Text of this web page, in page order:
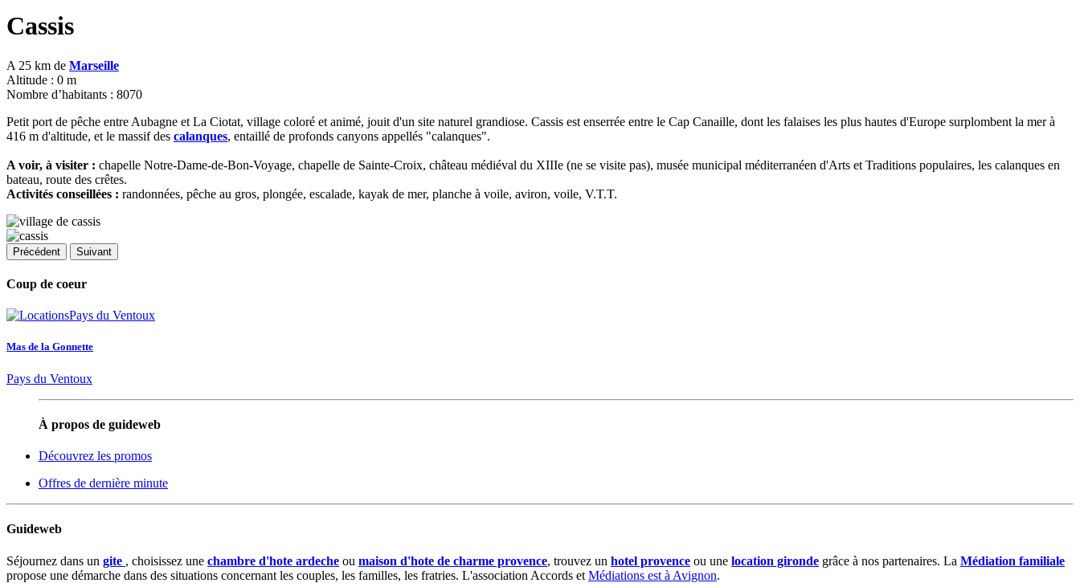
Cassis
A 25 km de Marseille
Altitude : 0 m
Nombre d’habitants : 8070
Petit port de pêche entre Aubagne et La Ciotat, village coloré et animé, jouit d'un site naturel grandiose. Cassis est enserrée entre le Cap Canaille, dont les falaises les plus hautes d'Europe surplombent la mer à
416 m d'altitude, et le massif des calanques, entaillé de profonds canyons appellés "calanques".
A voir, à visiter : chapelle Notre-Dame-de-Bon-Voyage, chapelle de Sainte-Croix, château médiéval du XIIIe (ne se visite pas), musée municipal méditerranéen d'Arts et Traditions populaires, les calanques en
bateau, route des crêtes.
Activités conseillées : randonnées, pêche au gros, plongée, escalade, kayak de mer, planche à voile, aviron, voile, V.T.T.
Précédent Suivant
Coup de coeur
Mas de la Gonnette
Pays du Ventoux
À propos de guideweb
Découvrez les promos
Offres de dernière minute
Guideweb
Séjournez dans un gite , choisissez une chambre d'hote ardeche ou maison d'hote de charme provence, trouvez un hotel provence ou une location gironde grâce à nos partenaires. La Médiation familiale
propose une démarche dans des situations concernant les couples, les familles, les fratries. L'association Accords et Médiations est à Avignon.